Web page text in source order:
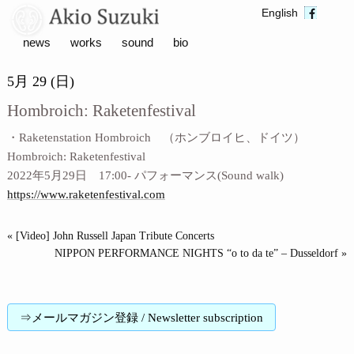
news works sound bio
English
5月 29 (日)
Hombroich: Raketenfestival
・Raketenstation Hombroich （ホンブロイヒ、ドイツ）
Hombroich: Raketenfestival
2022年5月29日 17:00- パフォーマンス(Sound walk)
https://www.raketenfestival.com
« [Video] John Russell Japan Tribute Concerts
NIPPON PERFORMANCE NIGHTS “o to da te” – Dusseldorf »
⇒メールマガジン登録 / Newsletter subscription